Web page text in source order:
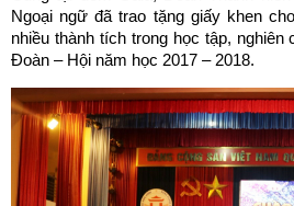
Ngoại ngữ đã trao tặng giấy khen
nhiều thành tích trong học tập,
Đoàn – Hội năm học 2017 – 2018.